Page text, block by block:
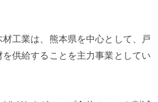
工業は、熊本県を中心として、戸
供給することを主力事業としてい